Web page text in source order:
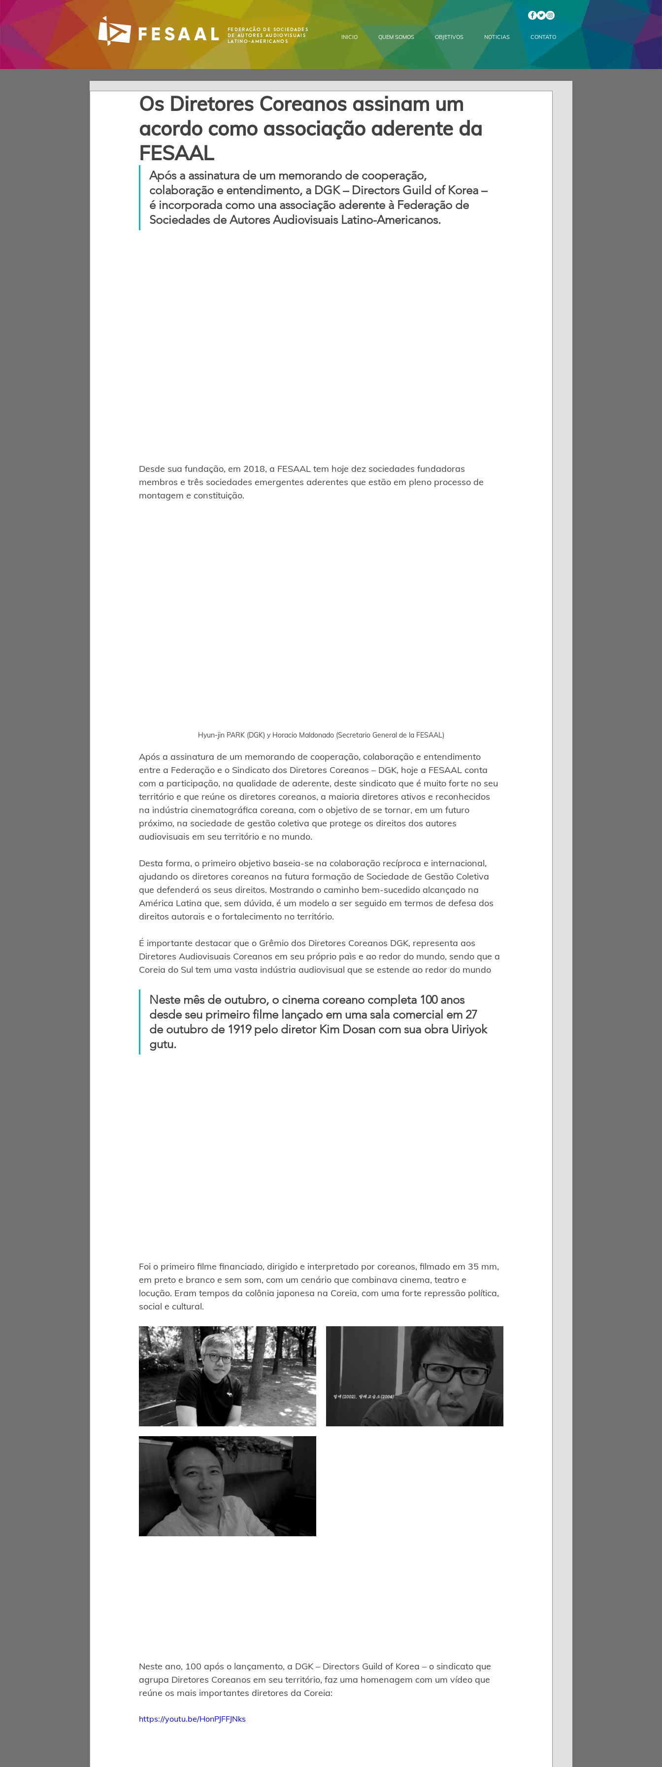
Federação de Sociedades
de Autores Audiovisuais
Latino-Americanos
INICIO QUEM SOMOS OBJETIVOS NOTICIAS CONTATO
Os Diretores Coreanos assinam um
acordo como associação aderente da
FESAAL
Após a assinatura de um memorando de cooperação,
colaboração e entendimento, a DGK – Directors Guild of Korea –
é incorporada como una associação aderente à Federação de
Sociedades de Autores Audiovisuais Latino-Americanos.
Desde sua fundação, em 2018, a FESAAL tem hoje dez sociedades fundadoras
membros e três sociedades emergentes aderentes que estão em pleno processo de
montagem e constituição.
Hyun-jin PARK (DGK) y Horacio Maldonado (Secretario General de la FESAAL)
Após a assinatura de um memorando de cooperação, colaboração e entendimento
entre a Federação e o Sindicato dos Diretores Coreanos – DGK, hoje a FESAAL conta
com a participação, na qualidade de aderente, deste sindicato que é muito forte no seu
território e que reúne os diretores coreanos, a maioria diretores ativos e reconhecidos
na indústria cinematográfica coreana, com o objetivo de se tornar, em um futuro
próximo, na sociedade de gestão coletiva que protege os direitos dos autores
audiovisuais em seu território e no mundo.
Desta forma, o primeiro objetivo baseia-se na colaboração recíproca e internacional,
ajudando os diretores coreanos na futura formação de Sociedade de Gestão Coletiva
que defenderá os seus direitos. Mostrando o caminho bem-sucedido alcançado na
América Latina que, sem dúvida, é um modelo a ser seguido em termos de defesa dos
direitos autorais e o fortalecimento no território.
É importante destacar que o Grêmio dos Diretores Coreanos DGK, representa aos
Diretores Audiovisuais Coreanos em seu próprio paìs e ao redor do mundo, sendo que a
Coreia do Sul tem uma vasta indústria audiovisual que se estende ao redor do mundo
Neste mês de outubro, o cinema coreano completa 100 anos
desde seu primeiro filme lançado em uma sala comercial em 27
de outubro de 1919 pelo diretor Kim Dosan com sua obra Uiriyok
gutu.
Foi o primeiro filme financiado, dirigido e interpretado por coreanos, filmado em 35 mm,
em preto e branco e sem som, com um cenário que combinava cinema, teatro e
locução. Eram tempos da colônia japonesa na Coreia, com uma forte repressão política,
social e cultural.
Neste ano, 100 após o lançamento, a DGK – Directors Guild of Korea – o sindicato que
agrupa Diretores Coreanos em seu território, faz uma homenagem com um vídeo que
reúne os mais importantes diretores da Coreia:
https://youtu.be/HonPJFFJNks